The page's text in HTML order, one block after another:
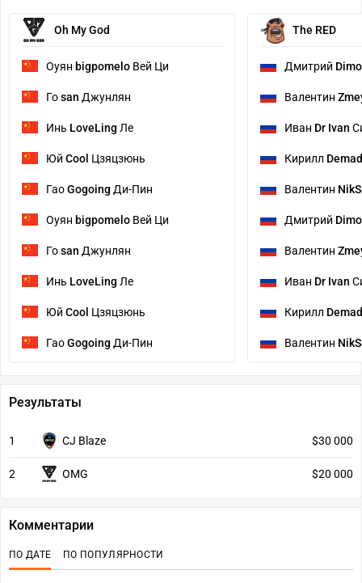
Oh My God
Оуян bigpomelo Вей Ци
Гоsan Джунлян
Инь LoveLing Ле
Юй Cool Цзяцзюнь
ГаоGogoing Ди-Пин
Оуян bigpomelo Вей Ци
Гоsan Джунлян
Инь LoveLing Ле
Юй Cool Цзяцзюнь
ГаоGogoing Ди-Пин
The RED
Дмитрий
Валентин
Иван Dr Ivan
Кирилл
Валентин
Дмитрий
Валентин
Иван Dr Ivan
Кирилл
Валентин
Результаты
1 CJ Blaze $30 000
2 OMG $20 000
Комментарии
ПО ДАТЕ ПО ПОПУЛЯРНОСТИ